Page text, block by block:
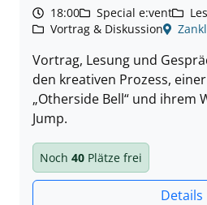
18:00 Special e:vent
Vortrag & Diskussion
Vortrag, Lesung und
den kreativen Prozess,
„Otherside Bell“ und ihrem
Jump.
Noch 40 Plätze frei
Details